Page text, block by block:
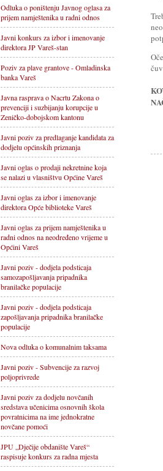
Odluka o poništenju Javnog oglasa za
prijem namještenika u radni odnos
Javni konkurs za izbor i imenovanje
direktora JP Vareš-stan
Poziv za plave grantove - Omladinska
banka Vareš
Javna rasprava o Nacrtu Zakona o
prevenciji i suzbijanju korupcije u
Zeničko-dobojskom kantonu
Javni poziv za predlaganje kandidata za
dodjelu općinskih priznanja
Javni oglas o prodaji nekretnine koja
se nalazi u vlasništvu Općine Vareš
Javni oglas za izbor i imenovanje
direktora Opće biblioteke Vareš
Javni oglas za prijem namještenika u
radni odnos na neodređeno vrijeme u
Općini Vareš
Javni poziv - dodjela podsticaja
samozapošljavanja pripadnika
branilačke populacije
Javni poziv - dodjela podsticaja
zapošljavanja pripadnika branilačke
populacije
Nova odluka o komunalnim taksama
Javni poziv - Subvencije za razvoj
poljoprivrede
Javni poziv za dodjelu novčanih
sredstava učenicima osnovnih škola
povratnicima na ime jednokratne
novčane pomoći
JPU „Dječije obdanište Vareš“
raspisuje konkurs za radna mjesta